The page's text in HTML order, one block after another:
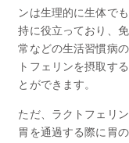
ンは生理的に生体で
持に役立っており、
常などの生活習慣病
トフェリンを摂取す
とができます。
ただ、ラクトフェリ
胃を通過する際に胃